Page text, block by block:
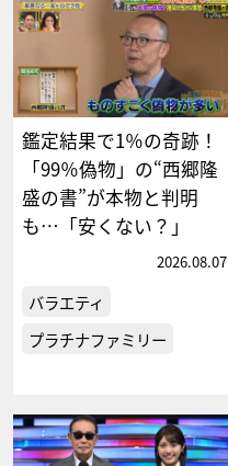
鑑定結果で1％の奇跡！
「99％偽物」の“西郷隆
盛の書”が本物と判明
も…「安くない？」
2026.08.07
バラエティ
プラチナファミリー